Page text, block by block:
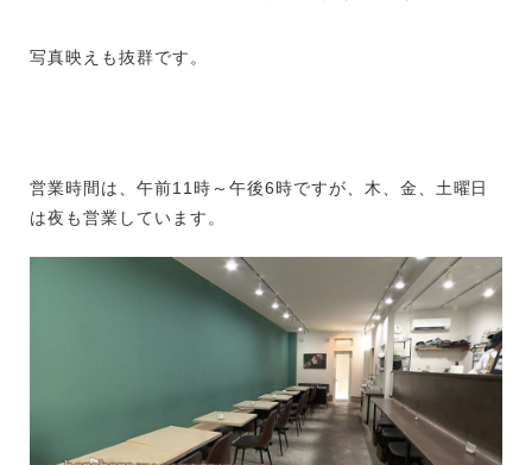
写真映えも抜群です。
営業時間は、午前11時～午後6時ですが、木、金、土曜日
は夜も営業しています。